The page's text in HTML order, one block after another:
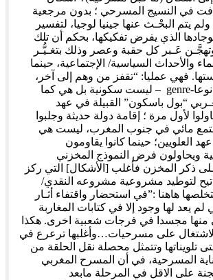
في النسيج المسرحي ؛ بدون مرجعية
يتم البحْـث عنها جينيا لوجيا، لتفسير
الذي يفرض تفكيكها، بحكم أن تلك
عَـبر كل حقبة وعصر وذلك بتغـيُّـر
والأحداث السياسية/ الإجتماعية، حينما
فهي عمليا: “تقفز من وهم إلى آخر،
والقبيلة باعتبارها نوعا-genre – ليست سكونية بل هي كما
“بول باسكون” القبيلة في عهد
لأول مرة ؛ إقامة دولة حديثة وجلبوا
مجتمع مائي في جنوب المغرب، ليست هي
العلويين؛ حينما كانوا يقاومون
ويحاولون فرض النموذج المخزني
ذكر المخزن فأغلب [الأشكال] التي ركز
لتوطيد مشروعية مشروعه النقدي/
هاهنا :”في استحضار واقتفاء أثـار
يعد لها وجود إلا في كتابات المغاربة
منها مجسدا في فرجات شعبية اخرى. هكذا
على مسرحيات…وأغلبها ترعرع في
تلويناتها وتتمثل محصلة نقل الحلقة من
المسرحية، في أن المسرح المغربي
على الاقل في المرحلة مابعد